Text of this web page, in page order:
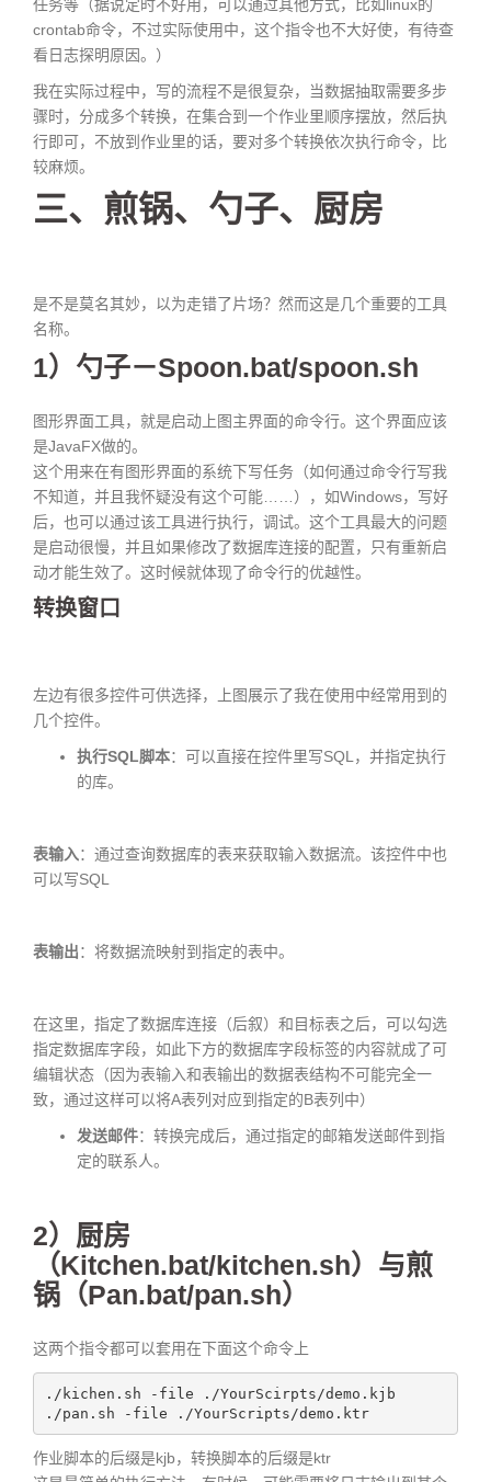
任务等（据说定时不好用，可以通过其他方式，比如linux的
crontab命令，不过实际使用中，这个指令也不大好使，有待查
看日志探明原因。）
我在实际过程中，写的流程不是很复杂，当数据抽取需要多步
骤时，分成多个转换，在集合到一个作业里顺序摆放，然后执
行即可，不放到作业里的话，要对多个转换依次执行命令，比
较麻烦。
三、煎锅、勺子、厨房
是不是莫名其妙，以为走错了片场？然而这是几个重要的工具
名称。
1）勺子－Spoon.bat/spoon.sh
图形界面工具，就是启动上图主界面的命令行。这个界面应该
是JavaFX做的。
这个用来在有图形界面的系统下写任务（如何通过命令行写我
不知道，并且我怀疑没有这个可能……），如Windows，写好
后，也可以通过该工具进行执行，调试。这个工具最大的问题
是启动很慢，并且如果修改了数据库连接的配置，只有重新启
动才能生效了。这时候就体现了命令行的优越性。
转换窗口
左边有很多控件可供选择，上图展示了我在使用中经常用到的
几个控件。
执行SQL脚本：可以直接在控件里写SQL，并指定执行
的库。
表输入：通过查询数据库的表来获取输入数据流。该控件中也
可以写SQL
表输出：将数据流映射到指定的表中。
在这里，指定了数据库连接（后叙）和目标表之后，可以勾选
指定数据库字段，如此下方的数据库字段标签的内容就成了可
编辑状态（因为表输入和表输出的数据表结构不可能完全一
致，通过这样可以将A表列对应到指定的B表列中）
发送邮件：转换完成后，通过指定的邮箱发送邮件到指
定的联系人。
2）厨房
（Kitchen.bat/kitchen.sh）与煎
锅（Pan.bat/pan.sh）
这两个指令都可以套用在下面这个命令上
./kichen.sh -file ./YourScirpts/demo.kjb
./pan.sh -file ./YourScripts/demo.ktr
作业脚本的后缀是kjb，转换脚本的后缀是ktr